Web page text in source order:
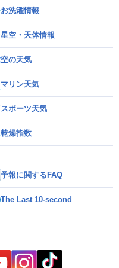
お洗濯情報
星空・天体情報
空の天気
マリン天気
スポーツ天気
乾燥指数
予報に関するFAQ
The Last 10-second